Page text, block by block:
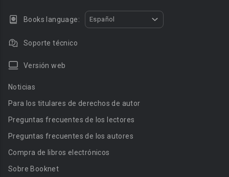
Books language: Español
Soporte técnico
Versión web
Noticias
Para los titulares de derechos de autor
Preguntas frecuentes de los lectores
Preguntas frecuentes de los autores
Compra de libros electrónicos
Sobre Booknet